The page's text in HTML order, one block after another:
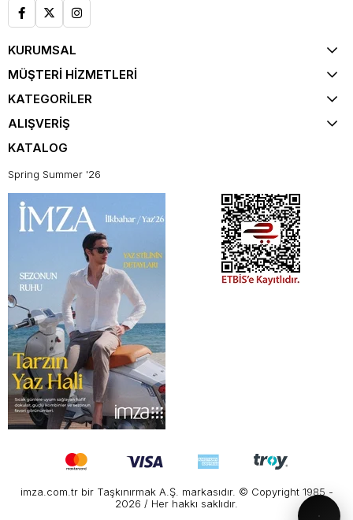
KURUMSAL
MÜŞTERİ HİZMETLERİ
KATEGORİLER
ALIŞVERİŞ
KATALOG
Spring Summer '26
imza.com.tr bir Taşkınırmak A.Ş. markasıdır. © Copyright 1985 -
2026 / Her hakkı saklıdır.